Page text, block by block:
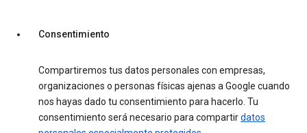
Consentimiento
Compartiremos tus datos personales con empresas,
organizaciones o personas físicas ajenas a Google cuando
nos hayas dado tu consentimiento para hacerlo. Tu
consentimiento será necesario para compartirdatos